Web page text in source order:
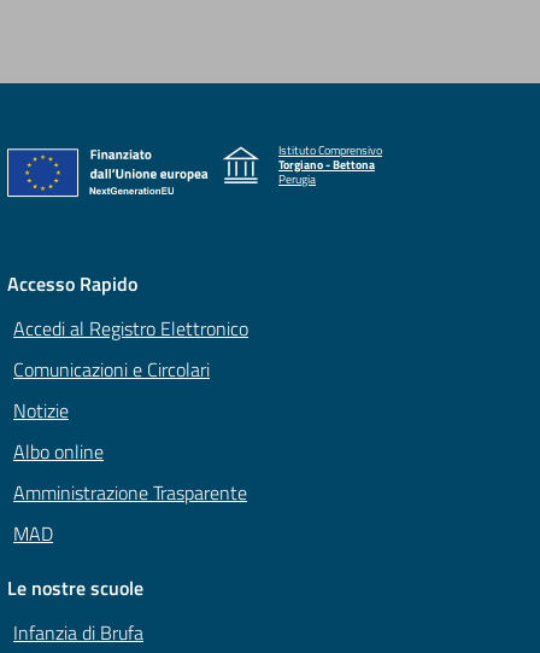
Istituto Comprensivo
Torgiano - Bettona
Perugia
Accesso Rapido
Accedi al Registro Elettronico
Comunicazioni e Circolari
Notizie
Albo online
Amministrazione Trasparente
MAD
Le nostre scuole
Infanzia di Brufa